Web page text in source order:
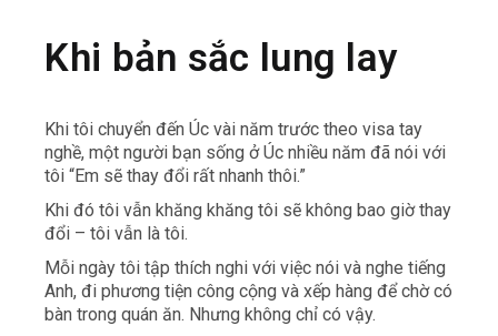
Khi bản sắc lung lay
Khi tôi chuyển đến Úc vài năm trước theo visa tay
nghề, một người bạn sống ở Úc nhiều năm đã nói với
tôi “Em sẽ thay đổi rất nhanh thôi.”
Khi đó tôi vẫn khăng khăng tôi sẽ không bao giờ thay
đổi – tôi vẫn là tôi.
Mỗi ngày tôi tập thích nghi với việc nói và nghe tiếng
Anh, đi phương tiện công cộng và xếp hàng để chờ có
bàn trong quán ăn. Nhưng không chỉ có vậy.